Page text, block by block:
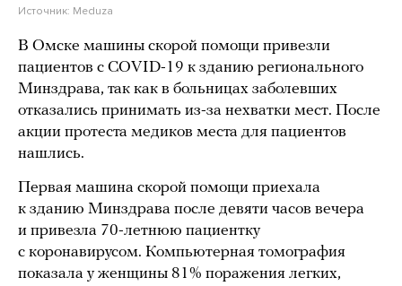
Источник: Meduza
В Омске машины скорой помощи привезли
пациентов с COVID-19 к зданию регионального
Минздрава, так как в больницах заболевших
отказались принимать из-за нехватки мест. После
акции протеста медиков места для пациентов
нашлись.
Первая машина скорой помощи приехала
к зданию Минздрава после девяти часов вечера
и привезла 70-летнюю пациентку
с коронавирусом. Компьютерная томография
показала у женщины 81% поражения легких,